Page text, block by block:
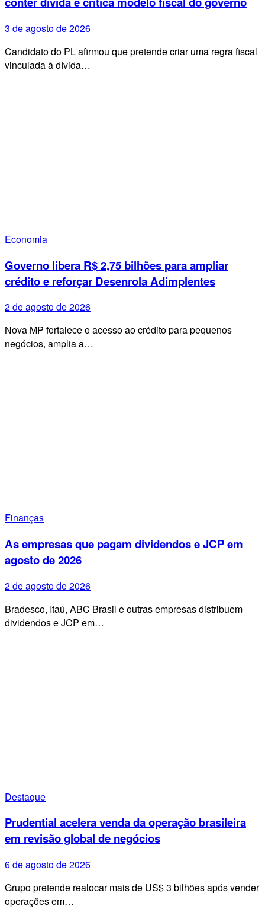
3 de agosto de 2026
Candidato do PL afirmou que pretende criar uma regra fiscal
vinculada à dívida…
Economia
Governo libera R$ 2,75 bilhões para ampliar
crédito e reforçar Desenrola Adimplentes
2 de agosto de 2026
Nova MP fortalece o acesso ao crédito para pequenos
negócios, amplia a…
Finanças
As empresas que pagam dividendos e JCP em
agosto de 2026
2 de agosto de 2026
Bradesco, Itaú, ABC Brasil e outras empresas distribuem
dividendos e JCP em…
Destaque
Prudential acelera venda da operação brasileira
em revisão global de negócios
6 de agosto de 2026
Grupo pretende realocar mais de US$ 3 bilhões após vender
operações em…